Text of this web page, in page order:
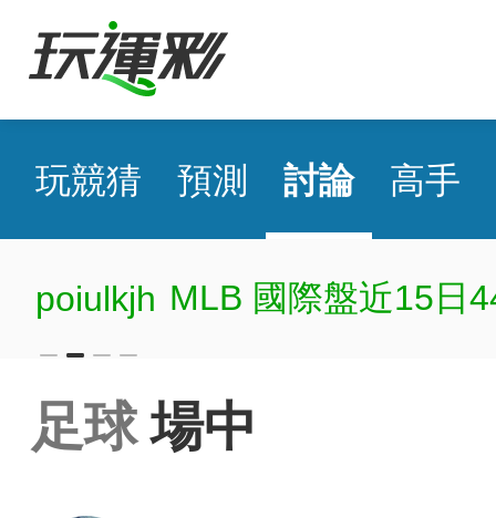
玩競猜 預測 討論 高手
poiulkjh MLB 國際盤近15日
足球場中